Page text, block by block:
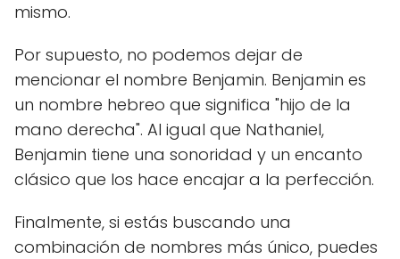
mismo.
Por supuesto, no podemos dejar de
mencionar el nombre Benjamin. Benjamin es
un nombre hebreo que significa "hijo de la
mano derecha". Al igual que Nathaniel,
Benjamin tiene una sonoridad y un encanto
clásico que los hace encajar a la perfección.
Finalmente, si estás buscando una
combinación de nombres más único, puedes